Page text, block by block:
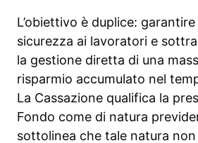
L’obiettivo è duplice:
sicurezza ai lavoratori e
la gestione diretta di una
risparmio accumulato nel
La Cassazione qualifica la
Fondo come di natura
sottolinea che tale natura